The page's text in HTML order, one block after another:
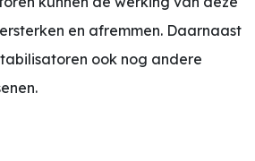
en afremmen. Daarnaast
ook nog andere